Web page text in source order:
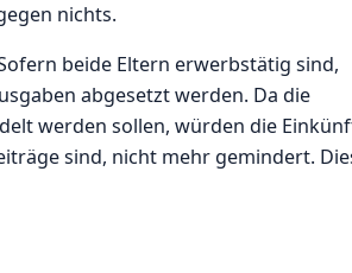
nichts.
beide Eltern erwerbstätig sind,
abgesetzt werden. Da die
werden sollen, würden die
sind, nicht mehr gemindert.